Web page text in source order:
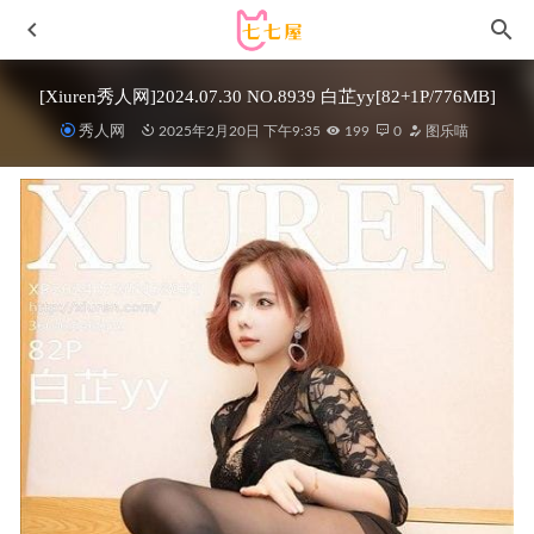
[Xiuren秀人网]2024.07.30 NO.8939 白芷yy[82+1P/776MB]
秀人网 2025年2月20日 下午9:35 199 0 图乐喵
PIA –vol.183 ArtGravia[102P/168MB] 2022-05-06
九言 – JK学妹 [22P5V-21.4M] 2025-03-12
[XIUREN秀人网]2022.01.26 VOL.4513 summer宝宝[65+1P／
[Ugirls尤果网]爱尤物专辑 NO.2889 私欲 沈佳熹[35P252MB]
2024-12-26